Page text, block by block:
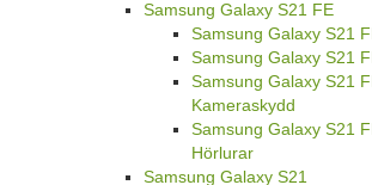
Samsung Galaxy S21 FE
Samsung Galaxy S21
Samsung Galaxy S21
Samsung Galaxy S21
Kameraskydd
Samsung Galaxy S21
Hörlurar
Samsung Galaxy S21